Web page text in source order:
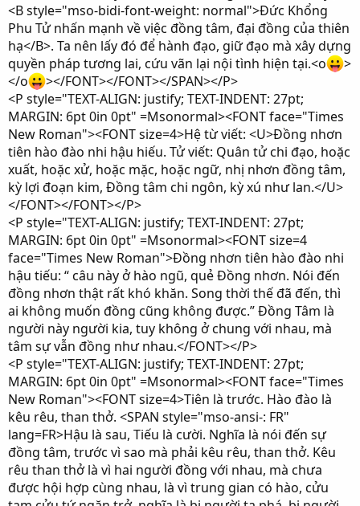
<B style="mso-bidi-font-weight: normal">Đức Khổng
Phu Tử nhấn mạnh về việc đồng tâm, đại đồng của thiên
hạ</B>. Ta nên lấy đó để hành đạo, giữ đạo mà xây dựng
quyền pháp tương lai, cứu vãn lại nội tình hiện tại.<o
>
</o
></FONT></FONT></SPAN></P>
<P style="TEXT-ALIGN: justify; TEXT-INDENT: 27pt;
MARGIN: 6pt 0in 0pt" =Msonormal><FONT face="Times
New Roman"><FONT size=4>Hệ từ viết: <U>Đồng nhơn
tiên hào đào nhi hậu hiếu. Tử viết: Quân tử chi đạo, hoặc
xuất, hoặc xử, hoặc mặc, hoặc ngữ, nhị nhơn đồng tâm,
kỳ lợi đoạn kim, Đồng tâm chi ngôn, kỳ xú như lan.</U>
</FONT></FONT></P>
<P style="TEXT-ALIGN: justify; TEXT-INDENT: 27pt;
MARGIN: 6pt 0in 0pt" =Msonormal><FONT size=4
face="Times New Roman">Đồng nhơn tiên hào đào nhi
hậu tiếu: “ câu này ở hào ngũ, quẻ Đồng nhơn. Nói đến
đồng nhơn thật rất khó khăn. Song thời thế đã đến, thì
ai không muốn đồng cũng không được.” Đồng Tâm là
người này người kia, tuy không ở chung với nhau, mà
tâm sự vẫn đồng như nhau.</FONT></P>
<P style="TEXT-ALIGN: justify; TEXT-INDENT: 27pt;
MARGIN: 6pt 0in 0pt" =Msonormal><FONT face="Times
New Roman"><FONT size=4>Tiên là trước. Hào đào là
kêu rêu, than thở. <SPAN style="mso-ansi-: FR"
lang=FR>Hậu là sau, Tiếu là cười. Nghĩa là nói đến sự
đồng tâm, trước vì sao mà phải kêu rêu, than thở. Kêu
rêu than thở là vì hai người đồng với nhau, mà chưa
được hội hợp cùng nhau, là vì trung gian có hào, cửu